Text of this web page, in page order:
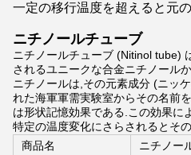
一定の移行温度を超えると元
ニチノールチューブ
ニチノールチューブ (Nitinol tube)
されるユニークな合金ニチノール
ニチノールは,その元素成分 (ニッ
れた海軍軍需実験室からその名前
は形状記憶効果である.この効果に
特定の温度変化にさらされるとそ
商品名
ニチノー